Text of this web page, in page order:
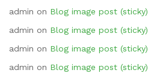
admin on Blog image post (sticky)
admin on Blog image post (sticky)
admin on Blog image post (sticky)
admin on Blog image post (sticky)